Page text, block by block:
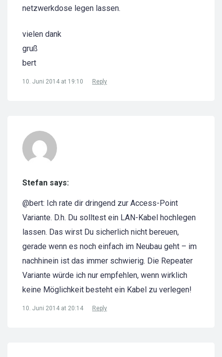
netzwerkdose legen lassen.
vielen dank
gruß
bert
10. Juni 2014 at 19:10 Reply
Stefan says:
@bert: Ich rate dir dringend zur Access-Point
Variante. D.h. Du solltest ein LAN-Kabel hochlegen
lassen. Das wirst Du sicherlich nicht bereuen,
gerade wenn es noch einfach im Neubau geht – im
nachhinein ist das immer schwierig. Die Repeater
Variante würde ich nur empfehlen, wenn wirklich
keine Möglichkeit besteht ein Kabel zu verlegen!
10. Juni 2014 at 20:14 Reply